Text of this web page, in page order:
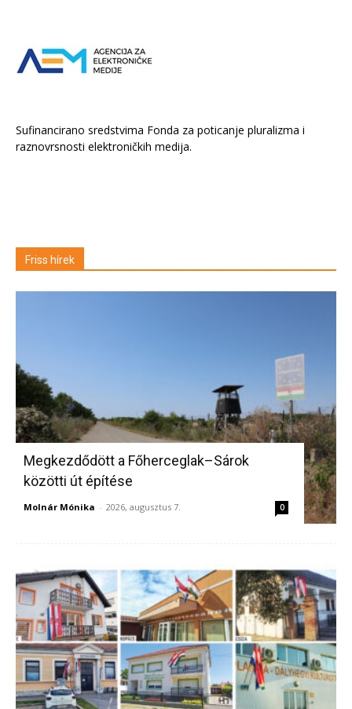
Sufinancirano sredstvima Fonda za poticanje pluralizma i
raznovrsnosti elektroničkih medija.
Friss hírek
Megkezdődött a Főherceglak–Sárok
közötti út építése
Molnár Mónika - 2026, augusztus 7. 0